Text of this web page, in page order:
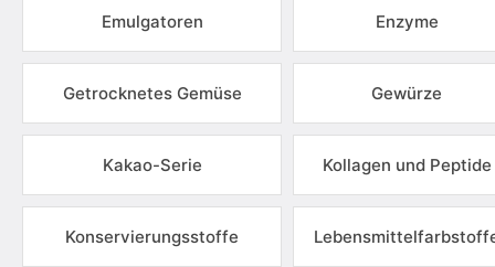
Emulgatoren Enzyme
Getrocknetes Gemüse Gewürze
Kakao-Serie Kollagen und Peptide
Konservierungsstoffe